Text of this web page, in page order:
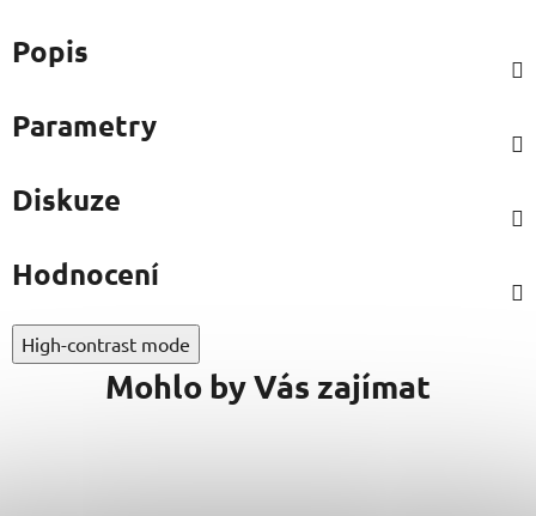
Popis
Parametry
Diskuze
Hodnocení
High-contrast mode
Mohlo by Vás zajímat